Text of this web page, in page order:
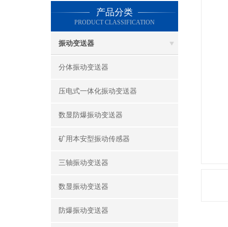
产品分类
PRODUCT CLASSIFICATION
振动变送器
分体振动变送器
压电式一体化振动变送器
数显防爆振动变送器
矿用本安型振动传感器
三轴振动变送器
数显振动变送器
防爆振动变送器